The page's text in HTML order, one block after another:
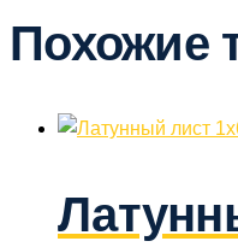
Похожие